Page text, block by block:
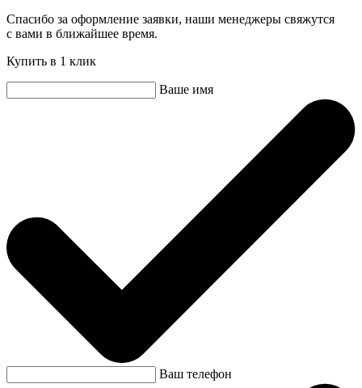
Спасибо за оформление заявки, наши менеджеры свяжутся
с вами в ближайшее время.
Купить в 1 клик
Ваше имя
Ваш телефон